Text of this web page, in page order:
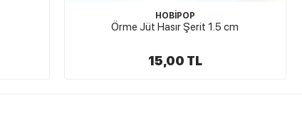
DİVA
Jüt İpi Kahverengi
45,00 TL